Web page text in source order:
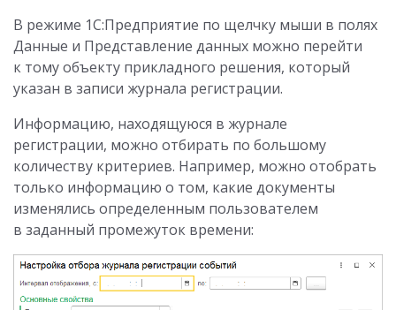
В режиме 1С:Предприятие по щелчку мыши в полях
Данные и Представление данных можно перейти
к тому объекту прикладного решения, который
указан в записи журнала регистрации.
Информацию, находящуюся в журнале
регистрации, можно отбирать по большому
количеству критериев. Например, можно отобрать
только информацию о том, какие документы
изменялись определенным пользователем
в заданный промежуток времени: